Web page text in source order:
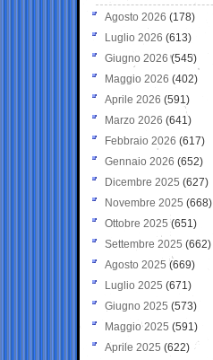
Agosto 2026 (178)
Luglio 2026 (613)
Giugno 2026 (545)
Maggio 2026 (402)
Aprile 2026 (591)
Marzo 2026 (641)
Febbraio 2026 (617)
Gennaio 2026 (652)
Dicembre 2025 (627)
Novembre 2025 (668)
Ottobre 2025 (651)
Settembre 2025 (662)
Agosto 2025 (669)
Luglio 2025 (671)
Giugno 2025 (573)
Maggio 2025 (591)
Aprile 2025 (622)